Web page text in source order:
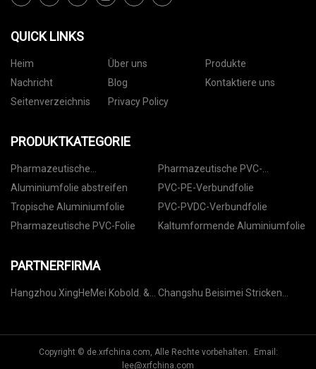
QUICK LINKS
Heim Über uns
Produkte
Nachricht
Blog
Kontaktiere uns
Seitenverzeichnis
Privacy Policy
PRODUKTKATEGORIE
Pharmazeutische
Aluminiumfolie
Pharmazeutische PVC-
Serienfolie
Aluminiumfolie abstreifen
PVC-PE-Verbundfolie
Tropische Aluminiumfolie
PVC-PVDC-Verbundfolie
Pharmazeutische PVC-Folie
Kaltumformende Aluminiumfolie
PARTNERFIRMA
Hangzhou XingHeMei Kobold. &
Changshu Beisimei Stricken
Copyright © de.xrfchina.com, Alle Rechte vorbehalten. Email:
lee@xrfchina.com